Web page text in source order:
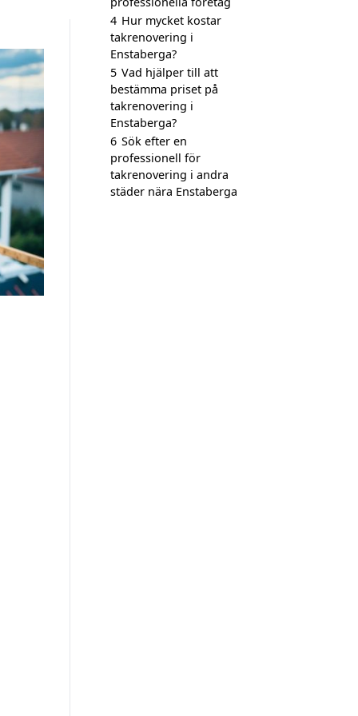
4 Hur mycket kostar
takrenovering i
Enstaberga?
5 Vad hjälper till att
bestämma priset på
takrenovering i
Enstaberga?
6 Sök efter en
professionell för
takrenovering i andra
städer nära Enstaberga